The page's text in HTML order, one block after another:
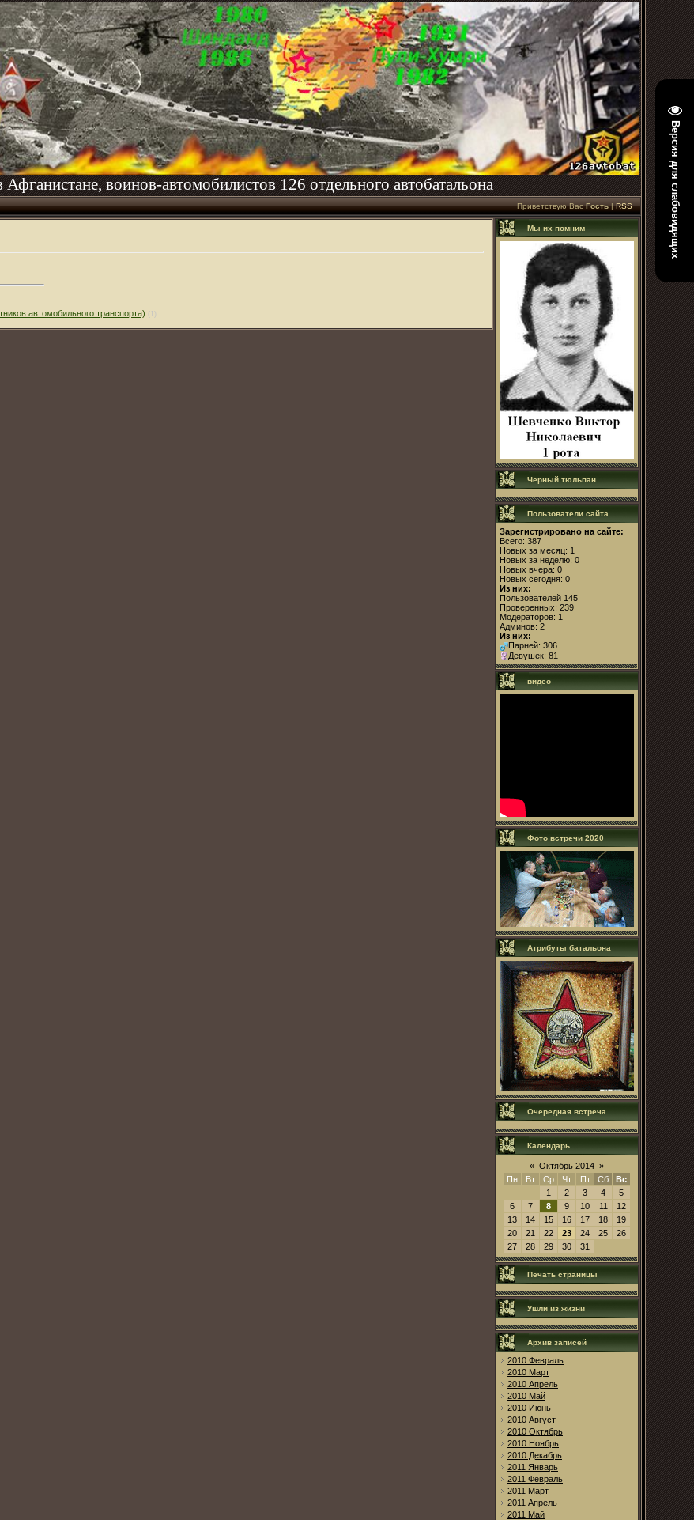
Версия для слабовидящих
воинов-автомобилистов 126 отдельного автобатальона
Приветствую Вас Гость|RSS
автомобильного транспорта)
Мы их помним
Черный тюльпан
Пользователи сайта
Зарегистрировано на сайте:
Всего: 387
Новых за месяц: 1
Новых за неделю: 0
Новых вчера: 0
Новых сегодня: 0
Из них:
Пользователей 145
Проверенных: 239
Модераторов: 1
Админов: 2
Из них:
Парней: 306
Девушек: 81
видео
Фото встречи 2020
Атрибуты батальона
Очередная встреча
Календарь
« Октябрь 2014 »
Пн
Вт Ср Чт Пт Сб
Вс
1
2 3 4
5
6
7 8 9 10 11
12
13
14 15 16 17 18
19
20
21 22 23 24 25
26
27
28 29 30 31
Печать страницы
Ушли из жизни
Архив записей
2010 Февраль
2010 Март
2010 Апрель
2010 Май
2010 Июнь
2010 Август
2010 Октябрь
2010 Ноябрь
2010 Декабрь
2011 Январь
2011 Февраль
2011 Март
2011 Апрель
2011 Май